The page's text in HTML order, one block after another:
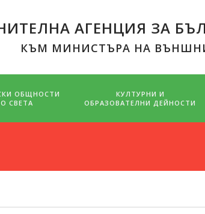
АГЕНЦИЯ ЗА
КЪМ МИНИСТЪРА НА
ОБЩНОСТИ
СВЕТА
КУЛТУРНИ И
ОБРАЗОВАТЕЛНИ ДЕЙНОСТИ